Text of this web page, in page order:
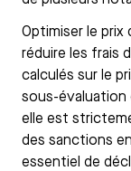
Optimiser le
réduire les frais
calculés sur le
sous-évaluation
elle est
des sanctions
essentiel de